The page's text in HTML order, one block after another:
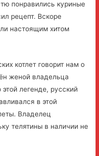
понравились куриные
рецепт. Вскоре
настоящим хитом
котлет говорит нам о
женой владельца
легенде, русский
в этой
Владелец
телятины в наличии не